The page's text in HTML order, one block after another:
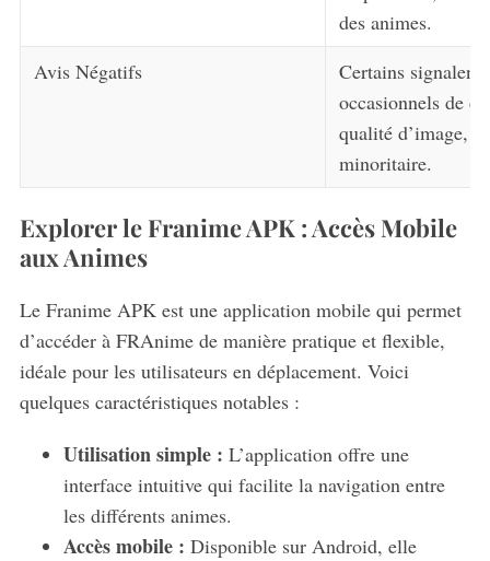
des animes.
Avis Négatifs
Certains signalent
occasionnels de
qualité d’image,
minoritaire.
Explorer le Franime APK : Accès Mobile
aux Animes
Le Franime APK est une application mobile qui permet
d’accéder à FRAnime de manière pratique et flexible,
idéale pour les utilisateurs en déplacement. Voici
quelques caractéristiques notables :
Utilisation simple : L’application offre une
interface intuitive qui facilite la navigation entre
les différents animes.
Accès mobile : Disponible sur Android, elle